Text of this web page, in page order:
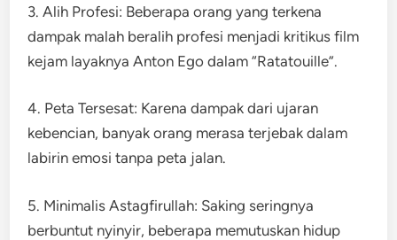
3. Alih Profesi: Beberapa orang yang terkena
dampak malah beralih profesi menjadi kritikus film
kejam layaknya Anton Ego dalam “Ratatouille”.
4. Peta Tersesat: Karena dampak dari ujaran
kebencian, banyak orang merasa terjebak dalam
labirin emosi tanpa peta jalan.
5. Minimalis Astagfirullah: Saking seringnya
berbuntut nyinyir, beberapa memutuskan hidup